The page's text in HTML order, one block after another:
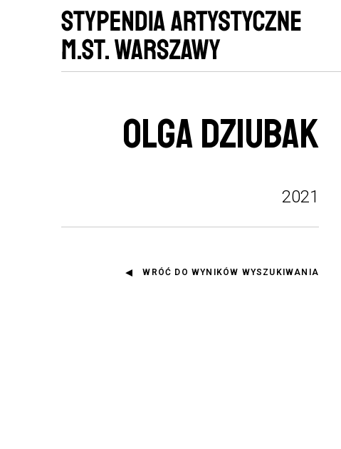
OLGA DZIUBAK
2021
WRÓĆ DO WYNIKÓW WYSZUKIWANIA